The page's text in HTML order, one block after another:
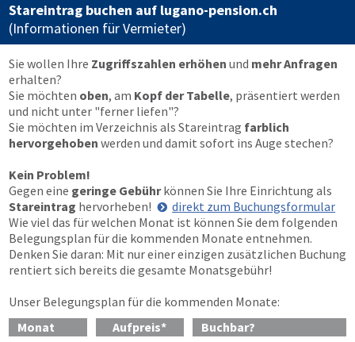
Stareintrag buchen auf lugano-pension.ch
(Informationen für Vermieter)
Sie wollen Ihre Zugriffszahlen erhöhen und mehr Anfragen
erhalten?
Sie möchten oben, am Kopf der Tabelle, präsentiert werden
und nicht unter "ferner liefen"?
Sie möchten im Verzeichnis als Stareintrag farblich
hervorgehoben werden und damit sofort ins Auge stechen?
Kein Problem!
Gegen eine geringe Gebührkönnen Sie Ihre Einrichtung als
Stareintrag hervorheben!
direkt zum Buchungsformular
Wie viel das für welchen Monat ist können Sie dem folgenden
Belegungsplan für die kommenden Monate entnehmen.
Denken Sie daran: Mit nur einer einzigen zusätzlichen Buchung
rentiert sich bereits die gesamte Monatsgebühr!
Unser Belegungsplan für die kommenden Monate:
Monat
Aufpreis*
Buchbar?